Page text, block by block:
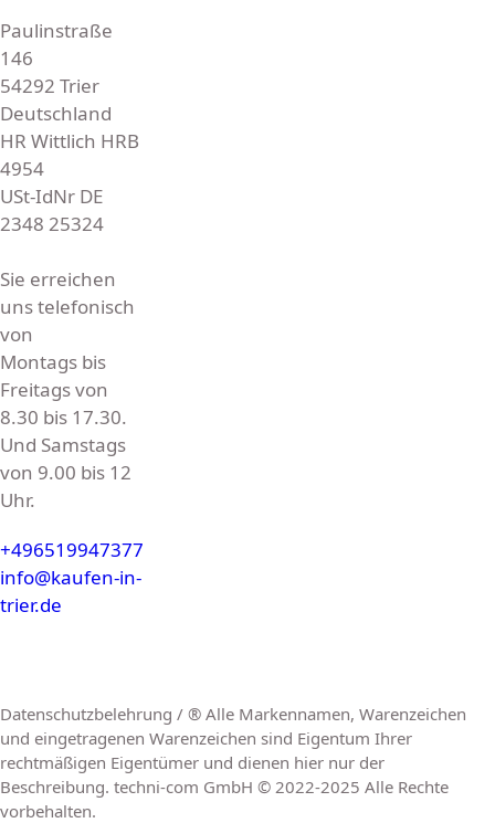
Paulinstraße
146
54292 Trier
Deutschland
HR Wittlich HRB
4954
USt-IdNr DE
2348 25324
Sie erreichen
uns telefonisch
von
Montags bis
Freitags von
8.30 bis 17.30.
Und Samstags
von 9.00 bis 12
Uhr.
+496519947377
info@kaufen-in-
trier.de
Datenschutzbelehrung / ® Alle Markennamen, Warenzeichen
und eingetragenen Warenzeichen sind Eigentum Ihrer
rechtmäßigen Eigentümer und dienen hier nur der
Beschreibung. techni-com GmbH © 2022-2025 Alle Rechte
vorbehalten.